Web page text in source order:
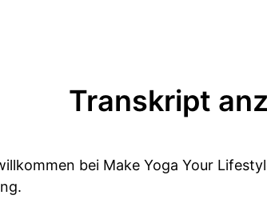
Transkript
bei Make Yoga Your